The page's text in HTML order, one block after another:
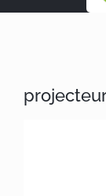
Savoir-faire